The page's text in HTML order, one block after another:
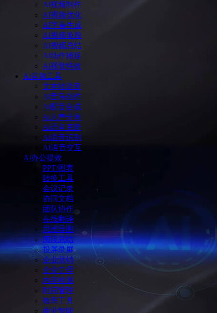
Ai视频制作
AI视频优化
AI字幕生成
AI视频换脸
AI视频总结
Ai动作捕捉
Ai视觉特效
Ai音频工具
文本转语音
Ai音乐创作
Ai配音合成
Ai人声分离
Ai语音克隆
Ai语音识别
AI语音交互
Ai办公提效
PPT/图表
转换工具
会议记录
协同文档
团队协作
在线翻译
思维导图
阅读总结
投屏录屏
企业营销
企业管理
内容检测
时间管理
效率工具
商业智能